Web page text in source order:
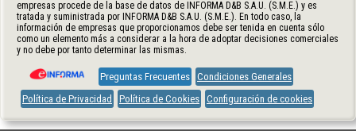
empresas procede de la base de datos de INFORMA D&B S.A.U. (S.M.E.) y es
tratada y suministrada por INFORMA D&B S.A.U. (S.M.E.). En todo caso, la
información de empresas que proporcionamos debe ser tenida en cuenta sólo
como un elemento más a considerar a la hora de adoptar decisiones comerciales
y no debe por tanto determinar las mismas.
Preguntas Frecuentes Condiciones Generales
Política de Privacidad
Política de Cookies Configuración de cookies